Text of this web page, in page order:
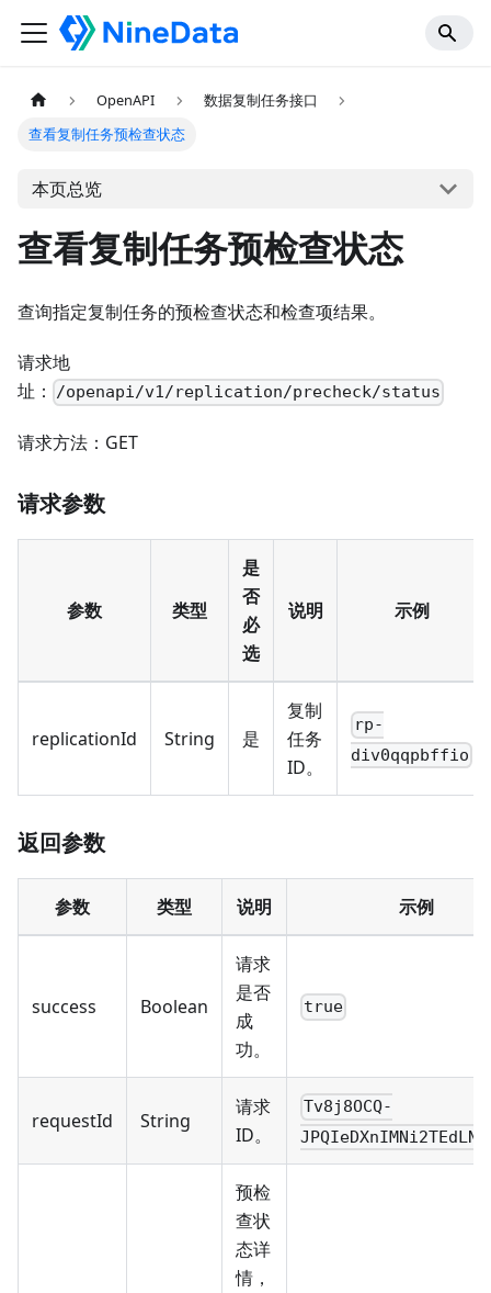
OpenAPI
数据复制任务接口
查看复制任务预检查状态
本页总览
查看复制任务预检查状态
查询指定复制任务的预检查状态和检查项结果。
请求地
址：
/openapi/v1/replication/precheck/status
请求方法：GET
请求参数
参数 类型
是
否
必
选
说明 示例
replicationId String 是
复制
任务
ID。
rp-
div0qqpbffio
返回参数
参数 类型 说明 示例
success Boolean
请求
是否
成
功。
true
requestId String
请求
ID。
Tv8j8OCQ-
预检
查状
态详
情，